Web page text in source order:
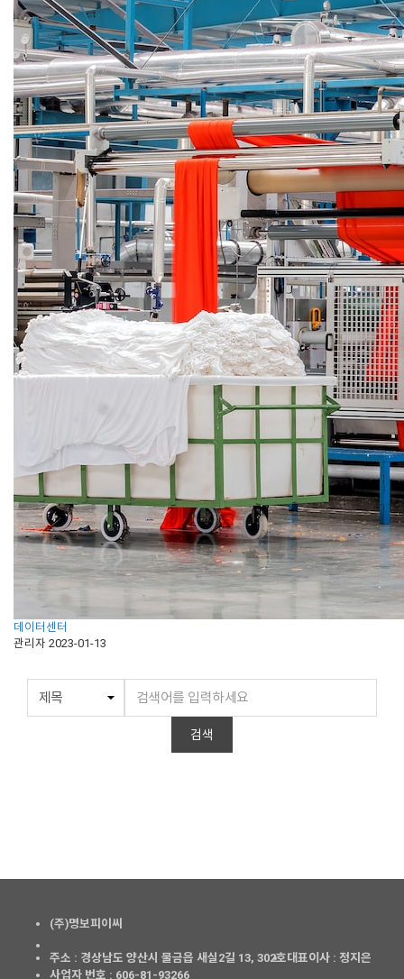
데이터센터
관리자 2023-01-13
검색
(주)명보피이씨
주소 : 경상남도 양산시 물금읍 새실2길 13, 302호대표이사 : 정지은
사업자 번호 : 606-81-93266